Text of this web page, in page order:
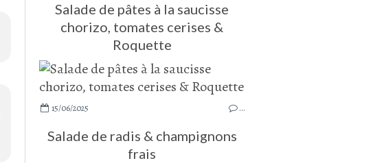
Salade de pâtes à la saucisse
chorizo, tomates cerises &
Roquette
15/06/2025 …
Salade de radis & champignons
frais